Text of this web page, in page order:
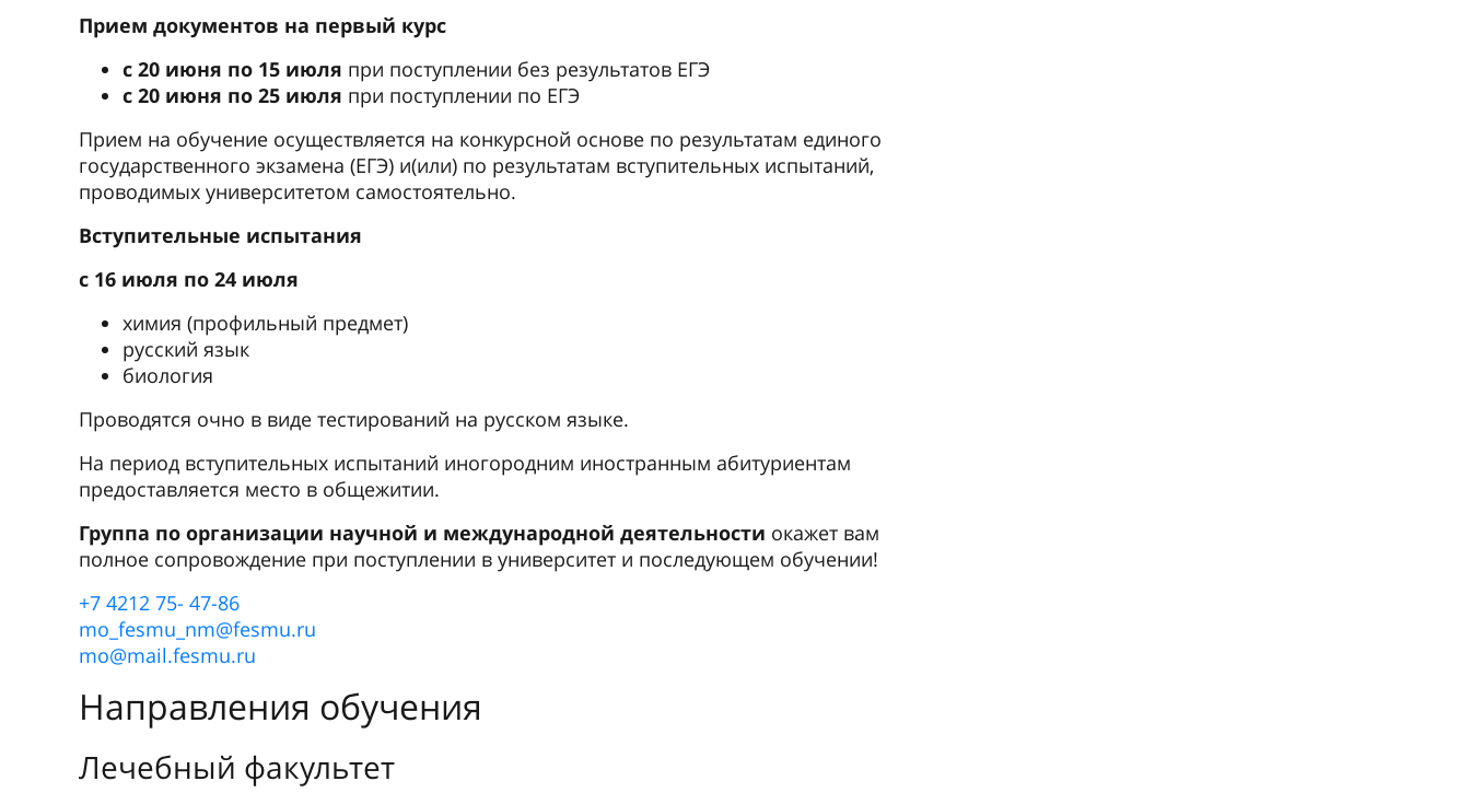
Прием документов на первый курс
с 20 июня по 15 июля при поступлении без результатов ЕГЭ
с 20 июня по 25 июля при поступлении по ЕГЭ
Прием на обучение осуществляется на конкурсной основе по результатам единого
государственного экзамена (ЕГЭ) и(или) по результатам вступительных испытаний,
проводимых университетом самостоятельно.
Вступительные испытания
с 16 июля по 24 июля
химия (профильный предмет)
русский язык
биология
Проводятся очно в виде тестирований на русском языке.
На период вступительных испытаний иногородним иностранным абитуриентам
предоставляется место в общежитии.
Группа по организации научной и международной деятельности окажет вам
полное сопровождение при поступлении в университет и последующем обучении!
+7 4212 75- 47-86
mo_fesmu_nm@fesmu.ru
mo@mail.fesmu.ru
Направления обучения
Лечебный факультет